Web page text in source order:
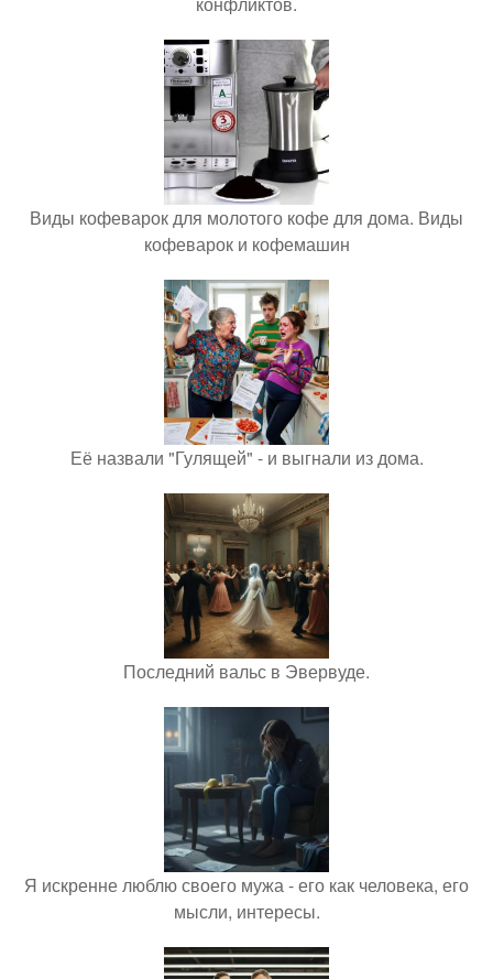
Виды кофеварок для молотого кофе для дома. Виды
кофеварок и кофемашин
Её назвали "Гулящей" - и выгнали из дома.
Последний вальс в Эвервуде.
Я искренне люблю своего мужа - его как человека, его
мысли, интересы.